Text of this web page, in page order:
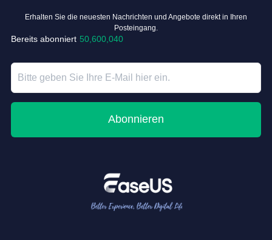
Erhalten Sie die neuesten Nachrichten und Angebote direkt in Ihren
Posteingang.
Bereits abonniert 50,600,040
Abonnieren